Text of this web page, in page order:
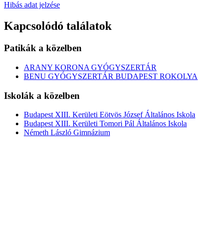
Hibás adat jelzése
Kapcsolódó találatok
Patikák a közelben
ARANY KORONA GYÓGYSZERTÁR
BENU GYÓGYSZERTÁR BUDAPEST ROKOLYA
Iskolák a közelben
Budapest XIII. Kerületi Eötvös József Általános Iskola
Budapest XIII. Kerületi Tomori Pál Általános Iskola
Németh László Gimnázium